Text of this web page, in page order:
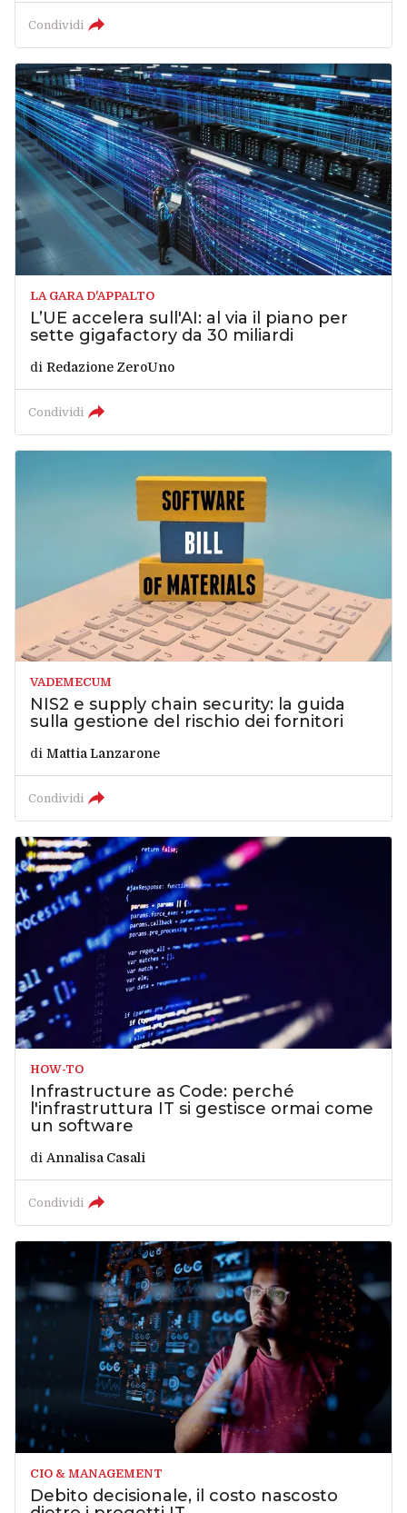
Condividi
LA GARA D'APPALTO
L’UE accelera sull'AI: al via il piano per
sette gigafactory da 30 miliardi
di Redazione ZeroUno
Condividi
VADEMECUM
NIS2 e supply chain security: la guida
sulla gestione del rischio dei fornitori
di Mattia Lanzarone
Condividi
HOW-TO
Infrastructure as Code: perché
l'infrastruttura IT si gestisce ormai come
un software
di Annalisa Casali
Condividi
CIO & MANAGEMENT
Debito decisionale, il costo nascosto